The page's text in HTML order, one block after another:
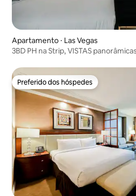
Apartamento ⋅ Las Vegas
3BD PH na Strip, VISTAS
Preferido dos hóspedes
Preferido dos hóspedes